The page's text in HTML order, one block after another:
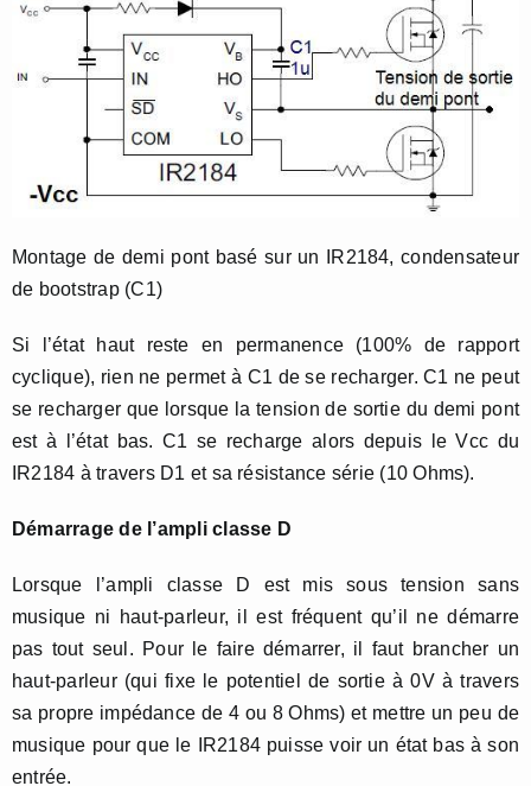
Montage de demi pont basé sur un IR2184, condensateur
de bootstrap (C1)
Si l’état haut reste en permanence (100% de rapport
cyclique), rien ne permet à C1 de se recharger. C1 ne peut
se recharger que lorsque la tension de sortie du demi pont
est à l’état bas. C1 se recharge alors depuis le Vcc du
IR2184 à travers D1 et sa résistance série (10 Ohms).
Démarrage de l’ampli classe D
Lorsque l’ampli classe D est mis sous tension sans
musique ni haut-parleur, il est fréquent qu’il ne démarre
pas tout seul. Pour le faire démarrer, il faut brancher un
haut-parleur (qui fixe le potentiel de sortie à 0V à travers
sa propre impédance de 4 ou 8 Ohms) et mettre un peu de
musique pour que le IR2184 puisse voir un état bas à son
entrée.